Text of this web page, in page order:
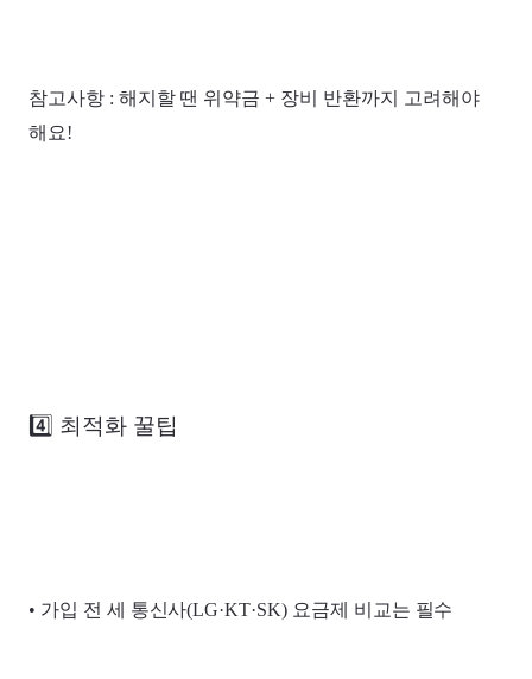
참고사항 : 해지할 땐 위약금 + 장비 반환까지 고려해야
해요!
4️⃣ 최적화 꿀팁
• 가입 전 세 통신사(LG·KT·SK) 요금제 비교는 필수